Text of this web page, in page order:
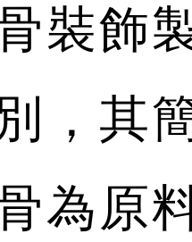
裝飾
，其
為原